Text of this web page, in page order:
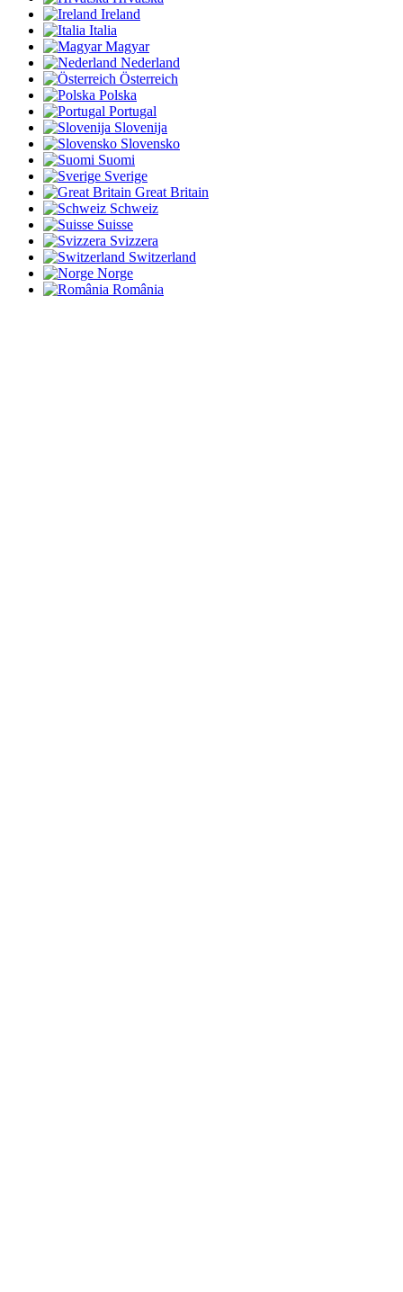
Ireland
Italia
Magyar
Nederland
Österreich
Polska
Portugal
Slovenija
Slovensko
Suomi
Sverige
Great Britain
Schweiz
Suisse
Svizzera
Switzerland
Norge
România